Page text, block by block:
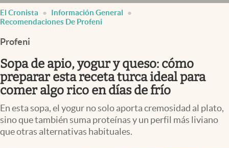
Mercados Online
Otras secciones
Apertura
Infotechnology
Clase
El Cronista
Información General
Recomendaciones De Profeni
Profeni
Sopa de apio, yogur y queso: cómo
preparar esta receta turca ideal para
comer algo rico en días de frío
En esta sopa, el yogur no solo aporta cremosidad al plato,
sino que también suma proteínas y un perfil más liviano
que otras alternativas habituales.